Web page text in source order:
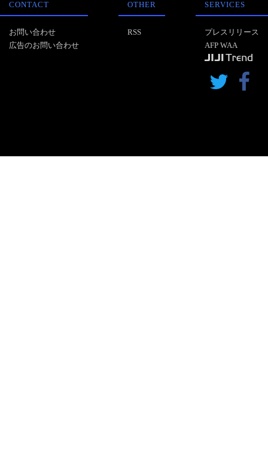
CONTACT
お問い合わせ
広告のお問い合わせ
OTHER
RSS
SERVICES
プレスリリース
AFP WAA